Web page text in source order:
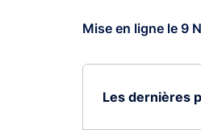
Mise en ligne le 9
Les dernières